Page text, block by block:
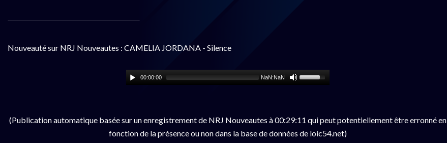
Nouveauté sur NRJ Nouveautes : CAMELIA JORDANA - Silence
00:00:00 NaN:NaN
(Publication automatique basée sur un enregistrement de NRJ Nouveautes à 00:29:11 qui peut potentiellement être erronné en
fonction de la présence ou non dans la base de données de loic54.net)